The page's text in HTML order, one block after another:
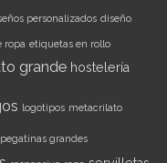
personalizados diseño
ropa etiquetas en rollo
grande hostelería
logotipos metacrilato
pegatinas grandes